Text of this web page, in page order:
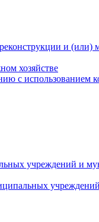
и (или)
хозяйстве
с использованием
учреждений и